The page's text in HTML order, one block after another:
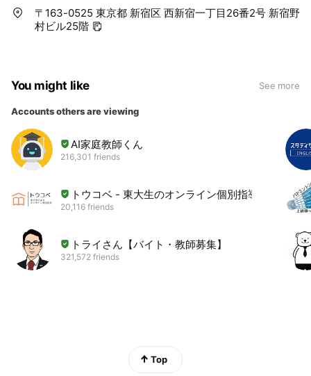
〒163-0525 東京都 新宿区 西新宿一丁目26番2号 新宿野
村ビル25階
You might like See more
Accounts others are viewing
AI家庭教師くん
216,301 friends
トウコベ - 東大生のオンライン個別指導
20,116 friends
トライさん【バイト・教師募集】
321,572 friends
Top